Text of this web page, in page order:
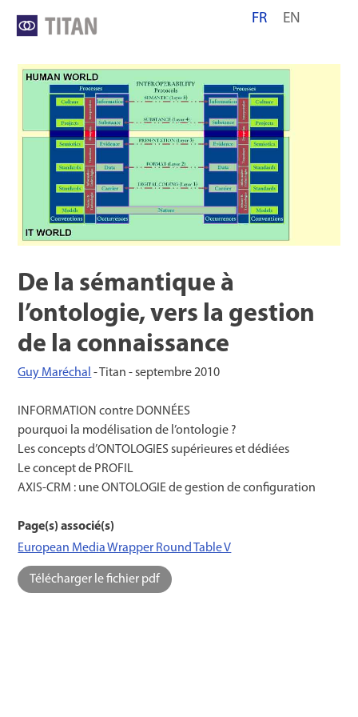
FR EN
De la sémantique à
l’ontologie, vers la gestion
de la connaissance
Guy Maréchal - Titan -septembre 2010
INFORMATION contre DONNÉES
pourquoi la modélisation de l’ontologie ?
Les concepts d’ONTOLOGIES supérieures et dédiées
Le concept de PROFIL
AXIS-CRM : une ONTOLOGIE de gestion de configuration
Page(s) associé(s)
European Media Wrapper Round Table V
Télécharger le fichier pdf